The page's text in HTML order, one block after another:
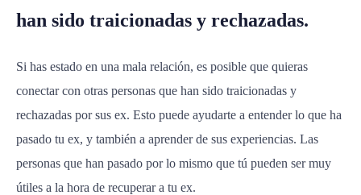
han sido traicionadas y rechazadas.
Si has estado en una mala relación, es posible que quieras
conectar con otras personas que han sido traicionadas y
rechazadas por sus ex. Esto puede ayudarte a entender lo que ha
pasado tu ex, y también a aprender de sus experiencias. Las
personas que han pasado por lo mismo que tú pueden ser muy
útiles a la hora de recuperar a tu ex.